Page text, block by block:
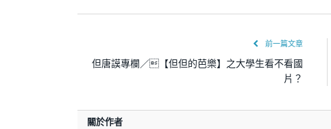
前一篇文章
但唐謨專欄／【但但的芭樂】之大學生看不看國
片？
關於作者